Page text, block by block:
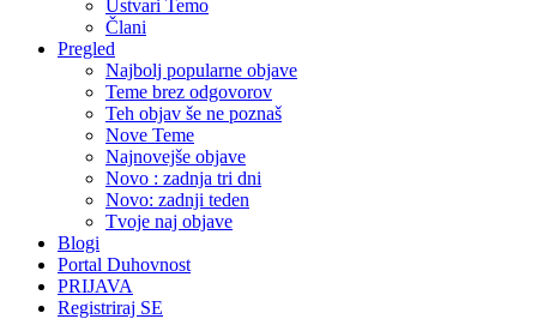
Ustvari Temo
Člani
Pregled
Najbolj popularne objave
Teme brez odgovorov
Teh objav še ne poznaš
Nove Teme
Najnovejše objave
Novo : zadnja tri dni
Novo: zadnji teden
Tvoje naj objave
Blogi
Portal Duhovnost
PRIJAVA
Registriraj SE